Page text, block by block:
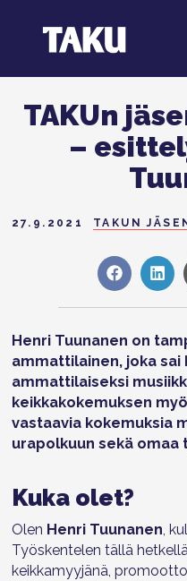
TAKUn
–
27.9.2021 TAKUN
Share
on
on
Henri Tuunanen on
ammattilainen, joka sai
ammattilaiseksi
keikkakokemuksen
vastaavia kokemuksia
urapolkuun sekä omaa
Kuka olet?
Olen Henri Tuunanen ,
Työskentelen tällä
keikkamyyjänä,